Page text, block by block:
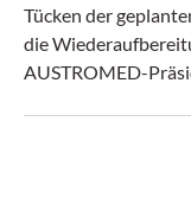
Tücken der
die
AUSTROMED-